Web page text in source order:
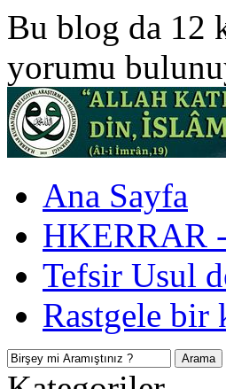
Bu blog da 12
yorumu
Ana Sayfa
HKERRAR
Tefsir Usul
Rastgele bir